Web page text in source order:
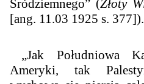
Śródziemnego” (Złoty
[ang. 11.03 1925 s. 377]).
„Jak Południowa
Ameryki, tak